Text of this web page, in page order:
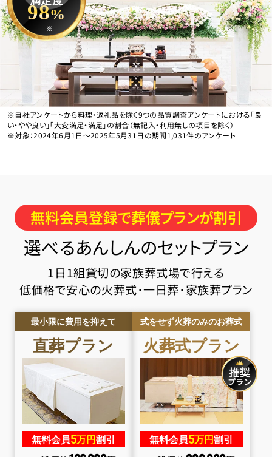
98%
※
※自社アンケートから料理・返礼品を除く9つの品質調査アンケートにおける「良
い・やや良い」「大変満足・満足」の割合（無記入・利用無しの項目を除く）
※対象：2024年6月1日〜2025年5月31日の期間1,031件のアンケート
無料会員登録で葬儀プランが割引
選べるあんしんのセットプラン
1日1組貸切の家族葬式場で行える
低価格で安心の火葬式･一日葬･家族葬プラン
最小限に費用を抑えて
直葬プラン
無料会員5万円割引
式をせず火葬のみのお葬式
火葬式プラン
無料会員5万円割引